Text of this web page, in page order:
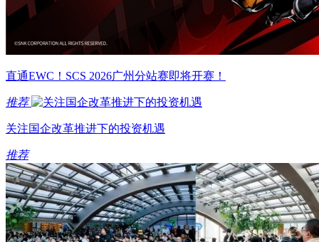
直通EWC！SCS 2026广州分站赛即将开赛！
推荐
关注国企改革推进下的投资机遇
推荐